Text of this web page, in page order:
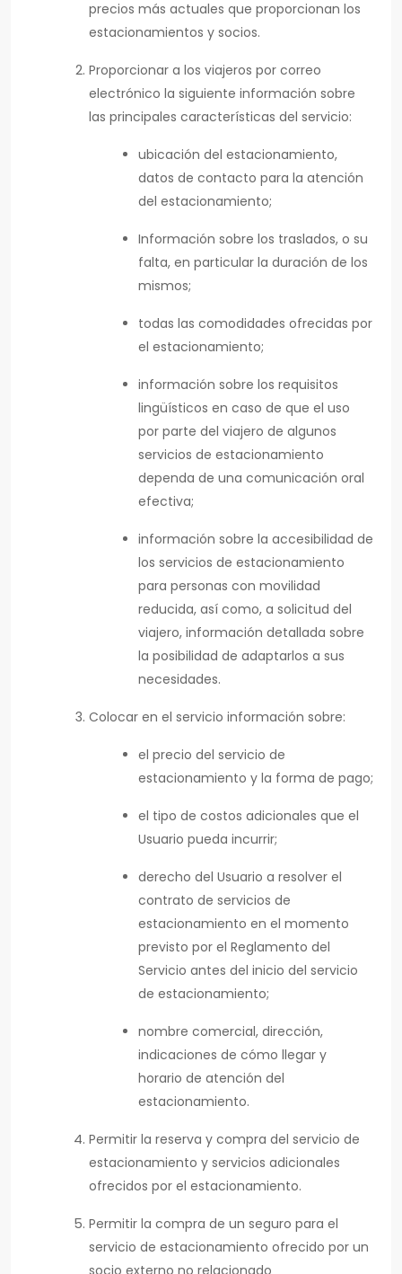
precios más actuales que proporcionan los
estacionamientos y socios.
Proporcionar a los viajeros por correo
electrónico la siguiente información sobre
las principales características del servicio:
ubicación del estacionamiento,
datos de contacto para la atención
del estacionamiento;
Información sobre los traslados, o su
falta, en particular la duración de los
mismos;
todas las comodidades ofrecidas por
el estacionamiento;
información sobre los requisitos
lingüísticos en caso de que el uso
por parte del viajero de algunos
servicios de estacionamiento
dependa de una comunicación oral
efectiva;
información sobre la accesibilidad de
los servicios de estacionamiento
para personas con movilidad
reducida, así como, a solicitud del
viajero, información detallada sobre
la posibilidad de adaptarlos a sus
necesidades.
Colocar en el servicio información sobre:
el precio del servicio de
estacionamiento y la forma de pago;
el tipo de costos adicionales que el
Usuario pueda incurrir;
derecho del Usuario a resolver el
contrato de servicios de
estacionamiento en el momento
previsto por el Reglamento del
Servicio antes del inicio del servicio
de estacionamiento;
nombre comercial, dirección,
indicaciones de cómo llegar y
horario de atención del
estacionamiento.
Permitir la reserva y compra del servicio de
estacionamiento y servicios adicionales
ofrecidos por el estacionamiento.
Permitir la compra de un seguro para el
servicio de estacionamiento ofrecido por un